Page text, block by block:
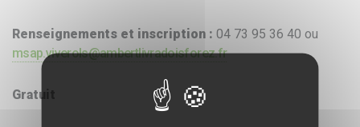
Renseignements et inscription : 04 73 95 36 40 ou
msap.viverols@ambertlivradoisforez.fr
Gratuit